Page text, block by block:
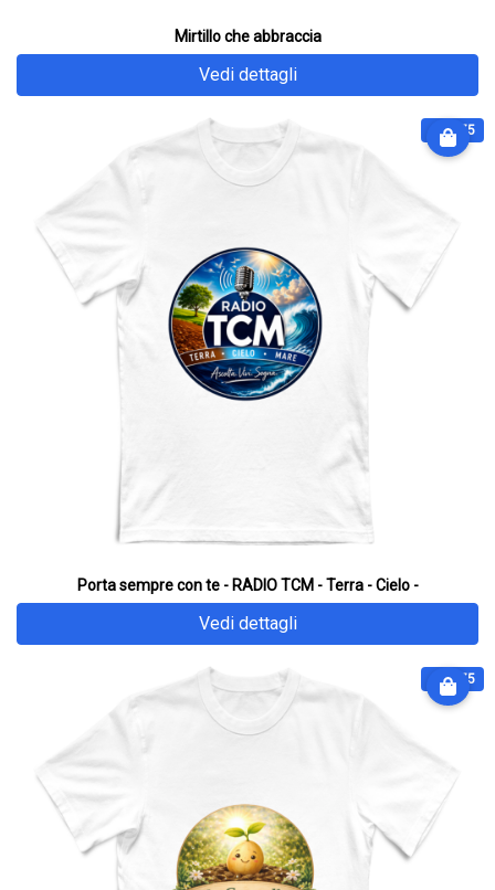
Mirtillo che abbraccia
Vedi dettagli
€ 28.75
Porta sempre con te - RADIO TCM - Terra - Cielo -
Vedi dettagli
€ 28.75